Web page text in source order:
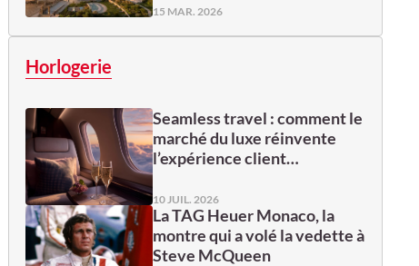
15 MAR. 2026
Horlogerie
Seamless travel : comment le
marché du luxe réinvente
l’expérience client…
10 JUIL. 2026
La TAG Heuer Monaco, la
montre qui a volé la vedette à
Steve McQueen